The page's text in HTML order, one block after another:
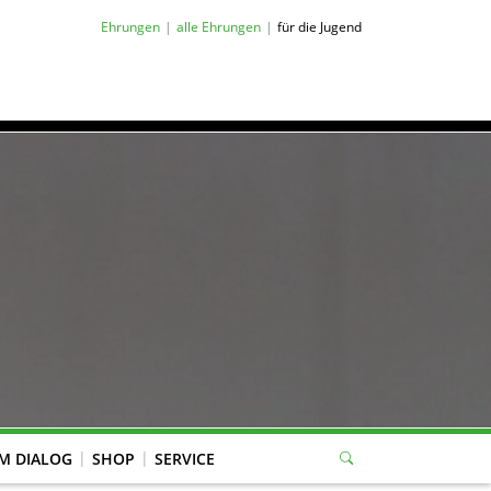
Ehrungen alle Ehrungen für die Jugend
DIALOG SHOP SERVICE